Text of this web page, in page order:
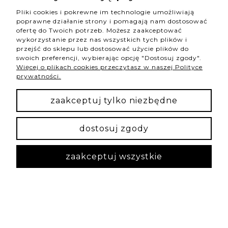
pokaż pełną wersję strony
NASZE ODZNAKI
Sklep internetowy Shoper Premium
Pliki cookies i pokrewne im technologie umożliwiają
poprawne działanie strony i pomagają nam dostosować
ofertę do Twoich potrzeb. Możesz zaakceptować
wykorzystanie przez nas wszystkich tych plików i
przejść do sklepu lub dostosować użycie plików do
swoich preferencji, wybierając opcję "Dostosuj zgody".
Więcej o plikach cookies przeczytasz w naszej Polityce
prywatności.
zaakceptuj tylko niezbędne
dostosuj zgody
zaakceptuj wszystkie